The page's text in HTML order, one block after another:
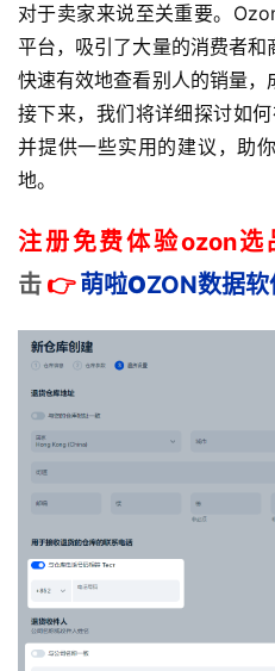
对于卖家来说至关重要。
平台，吸引了大量的消费者
快速有效地查看别人的销量，
接下来，我们将详细探讨如
并提供一些实用的建议，助
地。
注册免费体验ozon选
击 👉 萌啦OZON数据软